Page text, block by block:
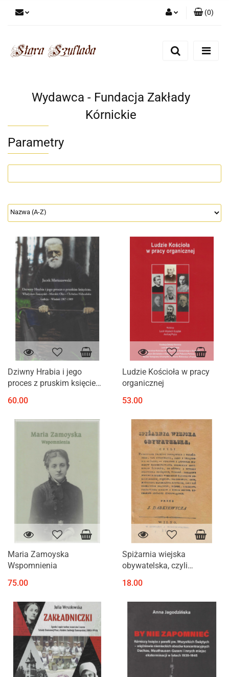
Zarejestruj się
(0)
Wydawca - Fundacja Zakłady
Kórnickie
Parametry
Dziwny Hrabia i jego
proces z pruskim księciem :
Morskie Oko - Christian
Hohenlohe - Galicja -
60.00
Ludzie Kościoła w pracy
organicznej
53.00
Maria Zamoyska
Wspomnienia
75.00
Spiżarnia wiejska
obywatelska, czyli
porządnego i należytego,
tak utrzymania, jako i
urządzenia spiżarni...
18.00